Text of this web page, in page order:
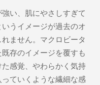
い、肌にやさしすぎて
うイメージが過去のオ
ません。マクロビータ
存のイメージを覆すも
感覚、やわらかく気持
ていくような繊細な感